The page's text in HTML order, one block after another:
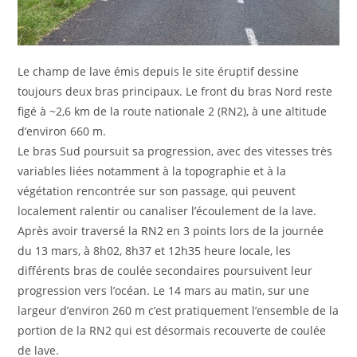
Le champ de lave émis depuis le site éruptif dessine
toujours deux bras principaux. Le front du bras Nord reste
figé à ~2,6 km de la route nationale 2 (RN2), à une altitude
d’environ 660 m.
Le bras Sud poursuit sa progression, avec des vitesses très
variables liées notamment à la topographie et à la
végétation rencontrée sur son passage, qui peuvent
localement ralentir ou canaliser l’écoulement de la lave.
Après avoir traversé la RN2 en 3 points lors de la journée
du 13 mars, à 8h02, 8h37 et 12h35 heure locale, les
différents bras de coulée secondaires poursuivent leur
progression vers l’océan. Le 14 mars au matin, sur une
largeur d’environ 260 m c’est pratiquement l’ensemble de la
portion de la RN2 qui est désormais recouverte de coulée
de lave.